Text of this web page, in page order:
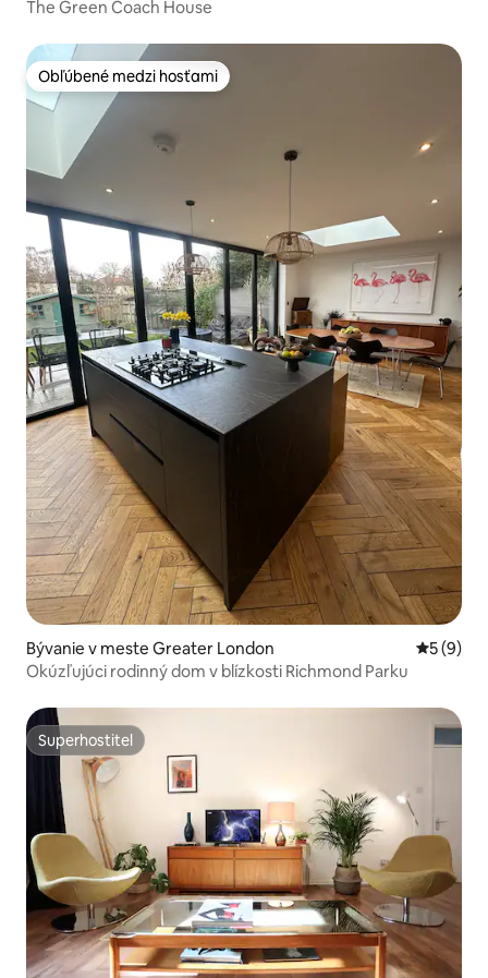
The Green Coach House
Obľúbené medzi hosťami
Obľúbené medzi hosťami
Bývanie v meste Greater London
5 (9)
Okúzľujúci rodinný dom v blízkosti Richmond Parku
Superhostiteľ
Superhostiteľ